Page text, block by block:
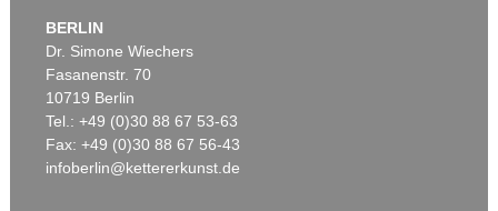
BERLIN
Dr. Simone Wiechers
Fasanenstr. 70
10719 Berlin
Tel.: +49 (0)30 88 67 53-63
Fax: +49 (0)30 88 67 56-43
infoberlin@kettererkunst.de